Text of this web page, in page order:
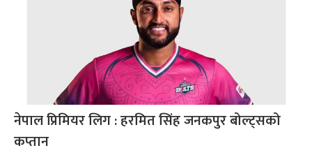
नेपाल प्रिमियर लिग : हरमित सिंह जनकपुर बोल्ट्सको
कप्तान